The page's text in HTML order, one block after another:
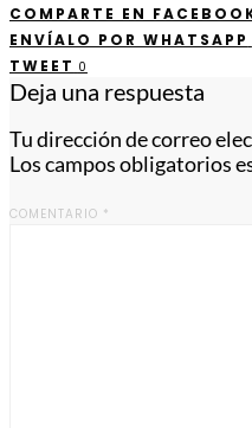
COMPARTE EN
ENVÍALO POR WHATSAPP
TWEET 0
Deja una respuesta
Tu dirección de correo
Los campos obligatorios
COMENTARIO *